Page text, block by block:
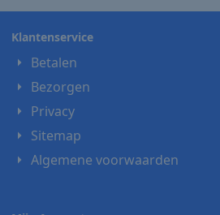
Klantenservice
Betalen
Bezorgen
Privacy
Sitemap
Algemene voorwaarden